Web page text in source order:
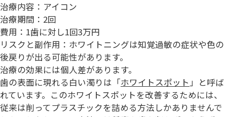
治療内容：アイコン
治療期間：2回
費用：1歯に対し1回3万円
リスクと副作用：ホワイトニングは知覚過敏の症状や色の
後戻りが出る可能性があります。
治療の効果には個人差があります。
歯の表面に現れる白い濁りは「ホワイトスポット」と呼ば
れています。このホワイトスポットを改善するためには、
従来は削ってプラスチックを詰める方法しかありませんで